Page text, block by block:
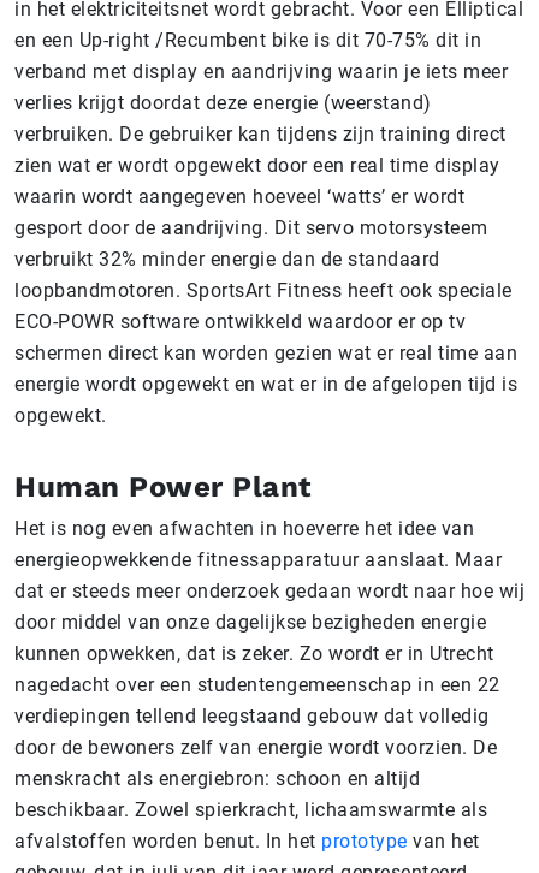
in het elektriciteitsnet wordt gebracht. Voor een Elliptical
en een Up-right /Recumbent bike is dit 70-75% dit in
verband met display en aandrijving waarin je iets meer
verlies krijgt doordat deze energie (weerstand)
verbruiken. De gebruiker kan tijdens zijn training direct
zien wat er wordt opgewekt door een real time display
waarin wordt aangegeven hoeveel ‘watts’ er wordt
gesport door de aandrijving. Dit servo motorsysteem
verbruikt 32% minder energie dan de standaard
loopbandmotoren. SportsArt Fitness heeft ook speciale
ECO-POWR software ontwikkeld waardoor er op tv
schermen direct kan worden gezien wat er real time aan
energie wordt opgewekt en wat er in de afgelopen tijd is
opgewekt.
Human Power Plant
Het is nog even afwachten in hoeverre het idee van
energieopwekkende fitnessapparatuur aanslaat. Maar
dat er steeds meer onderzoek gedaan wordt naar hoe wij
door middel van onze dagelijkse bezigheden energie
kunnen opwekken, dat is zeker. Zo wordt er in Utrecht
nagedacht over een studentengemeenschap in een 22
verdiepingen tellend leegstaand gebouw dat volledig
door de bewoners zelf van energie wordt voorzien. De
menskracht als energiebron: schoon en altijd
beschikbaar. Zowel spierkracht, lichaamswarmte als
afvalstoffen worden benut. In het prototype van het